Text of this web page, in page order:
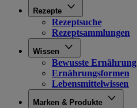
Rezepte
Rezeptsuche
Rezeptsammlungen
Wissen
Bewusste Ernährung
Ernährungsformen
Lebensmittelwissen
Marken & Produkte